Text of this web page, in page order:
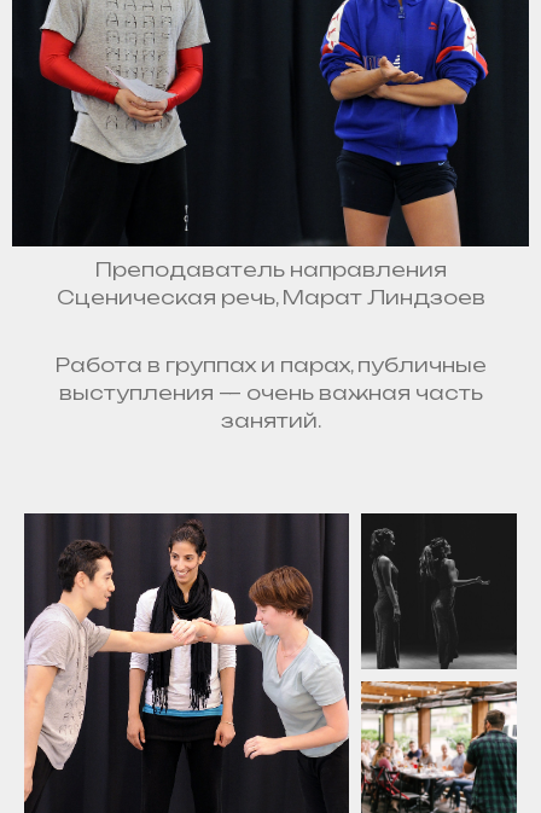
Преподаватель направления
Сценическая речь, Марат Линдзоев
Работа в группах и парах, публичные
выступления — очень важная часть
занятий.